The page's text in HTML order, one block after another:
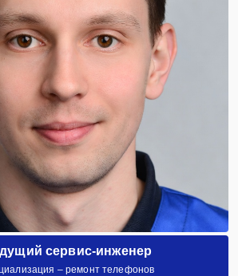
сервис-инженер
– ремонт телефонов